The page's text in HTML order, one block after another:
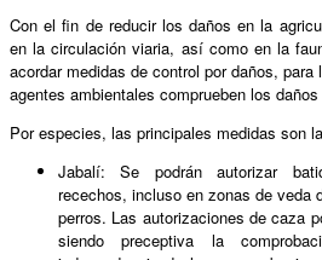
Con el fin de reducir los daños en la
en la circulación viaria, así como en la
acordar medidas de control por daños,
agentes ambientales comprueben los
Por especies, las principales medidas son
Jabalí: Se podrán autorizar
recechos, incluso en zonas de veda
perros. Las autorizaciones de caza
siendo preceptiva la